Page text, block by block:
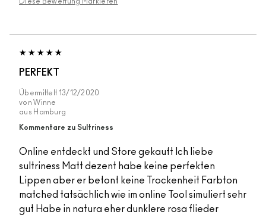
PERFEKT
Übermittelt 13/12/2020
von Winne
aus Hamburg
Kommentare zu Sultriness
Online entdeckt und Store gekauft Ich liebe
sultriness Matt dezent habe keine perfekten
Lippen aber er betont keine Trockenheit Farbton
matched tatsächlich wie im online Tool simuliert sehr
gut Habe in natura eher dunklere rosa flieder